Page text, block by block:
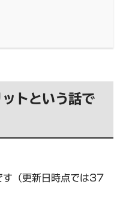
トという話で
（更新日時点では37